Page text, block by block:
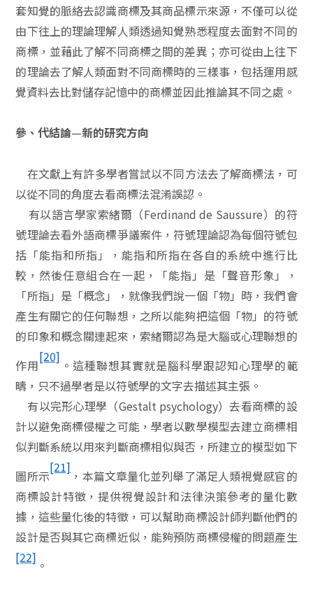
套知覺的脈絡去認識商標及其商品標示來源，不僅可以從
由下往上的理論理解人類透過知覺熟悉程度去面對不同的
商標，並藉此了解不同商標之間的差異；亦可從由上往下
的理論去了解人類面對不同商標時的三樣事，包括運用感
覺資料去比對儲存記憶中的商標並因此推論其不同之處。
參、代結論—新的研究方向
在文獻上有許多學者嘗試以不同方法去了解商標法，可
以從不同的角度去看商標法混淆誤認。
有以語言學家索緒爾（Ferdinand de Saussure）的符
號理論去看外語商標爭議案件，符號理論認為每個符號包
括「能指和所指」，能指和所指在各自的系統中進行比
較，然後任意組合在一起，「能指」是「聲音形象」，
「所指」是「概念」，就像我們說一個「物」時，我們會
產生有關它的任何聯想，之所以能夠把這個「物」的符號
的印象和概念關連起來，索緒爾認為是大腦或心理聯想的
作用
[20]
。這種聯想其實就是腦科學跟認知心理學的範
疇，只不過學者是以符號學的文字去描述其主張。
有以完形心理學（Gestalt psychology）去看商標的設
計以避免商標侵權之可能，學者以數學模型去建立商標相
似判斷系統以用來判斷商標相似與否，所建立的模型如下
圖所示
[21]
，本篇文章量化並列舉了滿足人類視覺感官的
商標設計特徵，提供視覺設計和法律決策參考的量化數
據，這些量化後的特徵，可以幫助商標設計師判斷他們的
設計是否與其它商標近似，能夠預防商標侵權的問題產生
[22]
。